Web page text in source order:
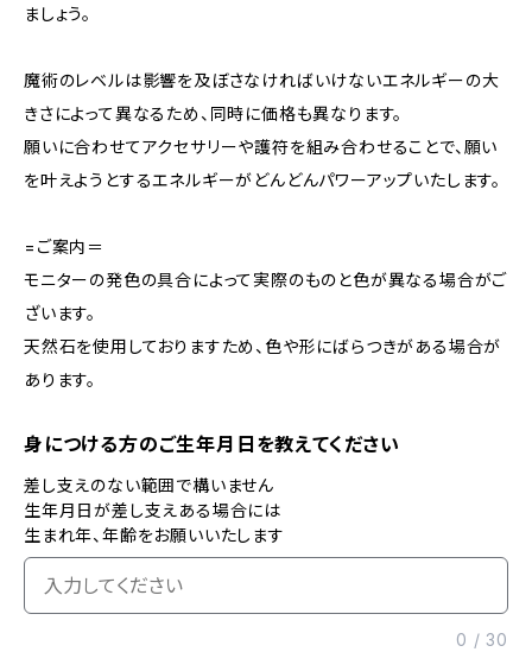
ましょう。
魔術のレベルは影響を及ぼさなければいけないエネルギーの大
きさによって異なるため、同時に価格も異なります。
願いに合わせてアクセサリーや護符を組み合わせることで、願い
を叶えようとするエネルギーがどんどんパワーアップいたします。
=ご案内＝
モニターの発色の具合によって実際のものと色が異なる場合がご
ざいます。
天然石を使用しておりますため、色や形にばらつきがある場合が
あります。
身につける方のご生年月日を教えてください
差し支えのない範囲で構いません
生年月日が差し支えある場合には
生まれ年、年齢をお願いいたします
0 /30